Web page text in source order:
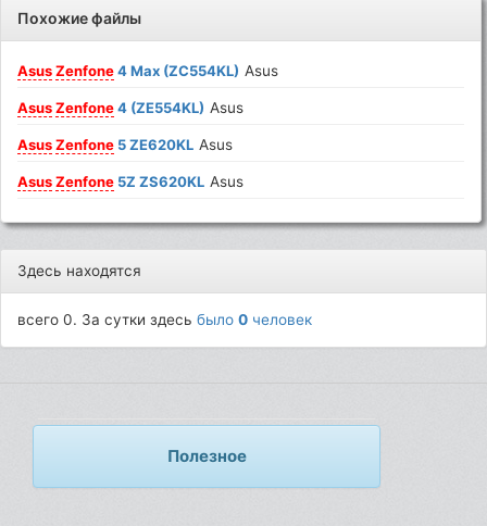
Похожие файлы
Asus Zenfone4 Max (ZC554KL) Asus
Asus Zenfone4 (ZE554KL) Asus
Asus Zenfone 5 ZE620KL Asus
Asus Zenfone 5Z ZS620KL Asus
Здесь находятся
всего 0. За сутки здесьбыло0 человек
Полезное